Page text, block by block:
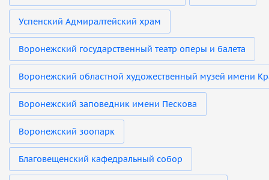
Успенский Адмиралтейский храм
Воронежский государственный театр оперы и балета
Воронежский областной художественный музей имени
Воронежский заповедник имени Пескова
Воронежский зоопарк
Благовещенский кафедральный собор